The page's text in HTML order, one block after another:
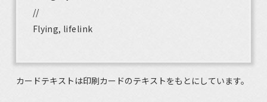
//
Flying, lifelink
カードテキストは印刷カードのテキストをもとにしています。